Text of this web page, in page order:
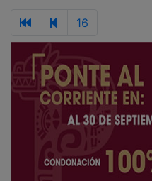
16